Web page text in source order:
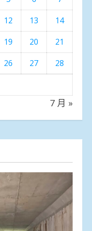
12 13
14
19 20
21
26 27
28
7 月 »